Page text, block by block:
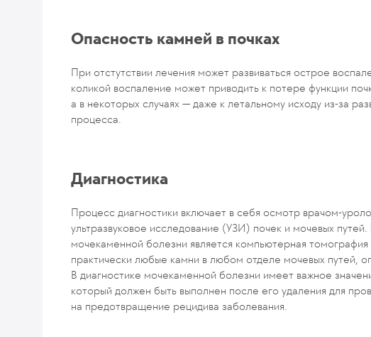
Опасность камней в почках
При отстутствии лечения может развиваться острое
коликой воспаление может приводить к потере функции
а в некоторых случаях — даже к летальному исходу из-за
процесса.
Диагностика
Процесс диагностики включает в себя осмотр врачом-
ультразвуковое исследование (УЗИ) почек и мочевых
мочекаменной болезни является компьютерная
практически любые камни в любом отделе мочевых путей,
В диагностике мочекаменной болезни имеет важное
который должен быть выполнен после его удаления для
на предотвращение рецидива заболевания.